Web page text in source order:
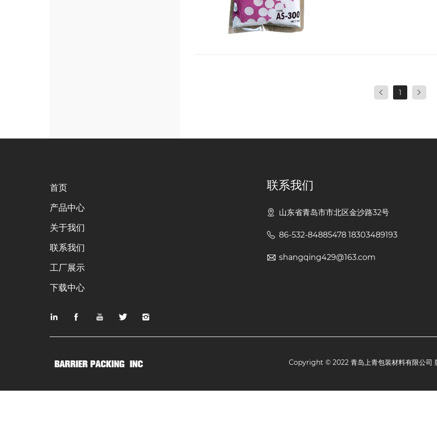
1
首页
产品中心
关于我们
联系我们
工厂展示
下载中心
联系我们
山东省青岛市市北区金沙路32号
86-532-84885478 18303489193
shangqing429@163.com
Copyright © 2022 青岛上青包装材料有限公司